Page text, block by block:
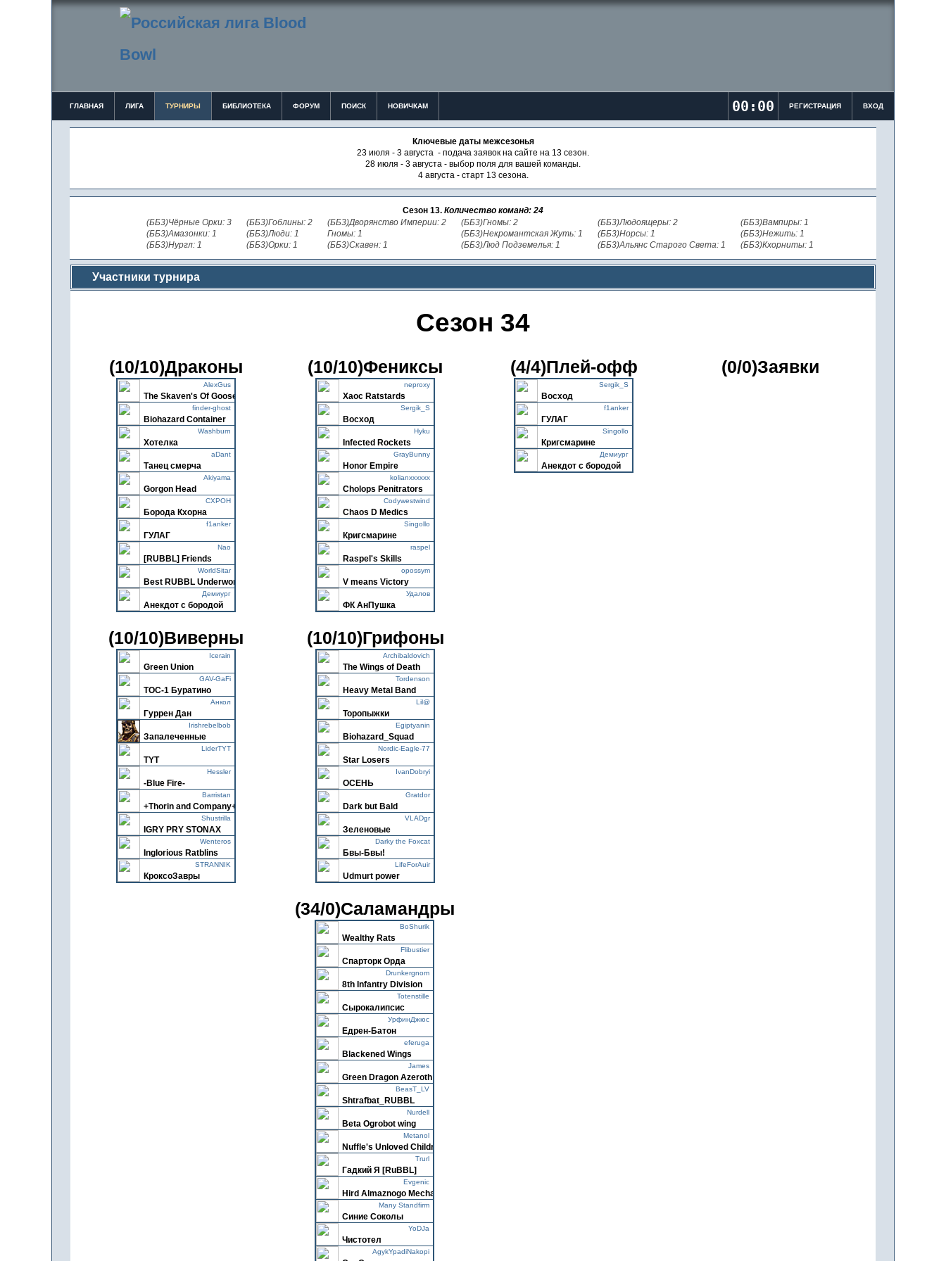
ГЛАВНАЯ ЛИГА ТУРНИРЫ БИБЛИОТЕКА ФОРУМ ПОИСК НОВИЧКАМ 00:00 РЕГИСТРАЦИЯ ВХОД
Ключевые даты межсезонья
23 июля - 3 августа - подача заявок на сайте на 13 сезон.
28 июля - 3 августа - выбор поля для вашей команды.
4 августа - старт 13 сезона.
Сезон 13. Количество команд: 24
(ББ3)Чёрные Орки: 3
(ББ3)Амазонки: 1
(ББ3)Нургл: 1
(ББ3)Гоблины: 2
(ББ3)Люди: 1
(ББ3)Орки: 1
(ББ3)Дворянство Империи: 2
Гномы: 1
(ББ3)Скавен: 1
(ББ3)Гномы: 2
(ББ3)Некромантская Жуть: 1
(ББ3)Люд Подземелья: 1
(ББ3)Людоящеры: 2
(ББ3)Норсы: 1
(ББ3)Альянс Старого Света: 1
(ББ3)Вампиры: 1
(ББ3)Нежить: 1
(ББ3)Кхорниты: 1
Участники турнира
Сезон 34
(10/10)Драконы
AlexGus
The Skaven's Of Goose
finder-ghost
Biohazard Container
Washburn
Хотелка
aDant
Танец смерча
Akiyama
Gorgon Head
CXPOH
Борода Кхорна
f1anker
ГУЛАГ
Nao
[RUBBL] Friends
WorldSitar
Best RUBBL Underworld Tea
Демиург
Aнeкдoт c бopoдoй
(10/10)Фениксы
neproxy
Xaoc Ratstards
Sergik_S
Восход
Hyku
Infected Rockets
GrayBunny
Honor Empire
kolianxxxxxx
Cholops Penitrators
Codywestwind
Chaos D Medics
Singollo
Кригсмарине
raspel
Raspel's Skills
opossym
V means Victory
Удалов
ФК АнПушка
(4/4)Плей-офф
Sergik_S
Восход
f1anker
ГУЛАГ
Singollo
Кригсмарине
Демиург
Aнeкдoт c бopoдoй
(0/0)Заявки
(10/10)Виверны
Icerain
Green Union
GAV-GaFi
ТОС-1 Буратино
Анкол
Гуррен Дан
Irishrebelbob
Запалеченные
LiderTYT
TYT
Hessler
-Blue Fire-
Barristan
+Thorin and Company+
Shustrilla
IGRY PRY STONAX
Wenteros
Inglorious Ratblins
STRANNIK
КроксоЗавры
(10/10)Грифоны
Archibaldovich
The Wings of Death
Tordenson
Heavy Metal Band
Lil@
Торопыжки
Egiptyanin
Biohazard_Squad
Nordic-Eagle-77
Star Losers
IvanDobryi
ОСЕНЬ
Gratdor
Dark but Bald
VLADgr
Зеленовые
Darky the Foxcat
Бвы-Бвы!
LifeForAuir
Udmurt power
(34/0)Саламандры
BoShurik
Wealthy Rats
Flibustier
Спарторк Орда
Drunkergnom
8th Infantry Division
Totenstille
Сырокалипсис
УрфинДжюс
Едрен-Батон
eferuga
Blackened Wings
James
Green Dragon Azeroth
BeasT_LV
Shtrafbat_RUBBL
Nurdell
Beta Ogrobot wing
Metanol
Nuffle's Unloved Children
Trurl
Гадкий Я [RuBBL]
Evgenic
Hird Almaznogo Mecha
Many Standfirm
Синие Соколы
YoDJa
Чистотел
AgykYpadiNakopi